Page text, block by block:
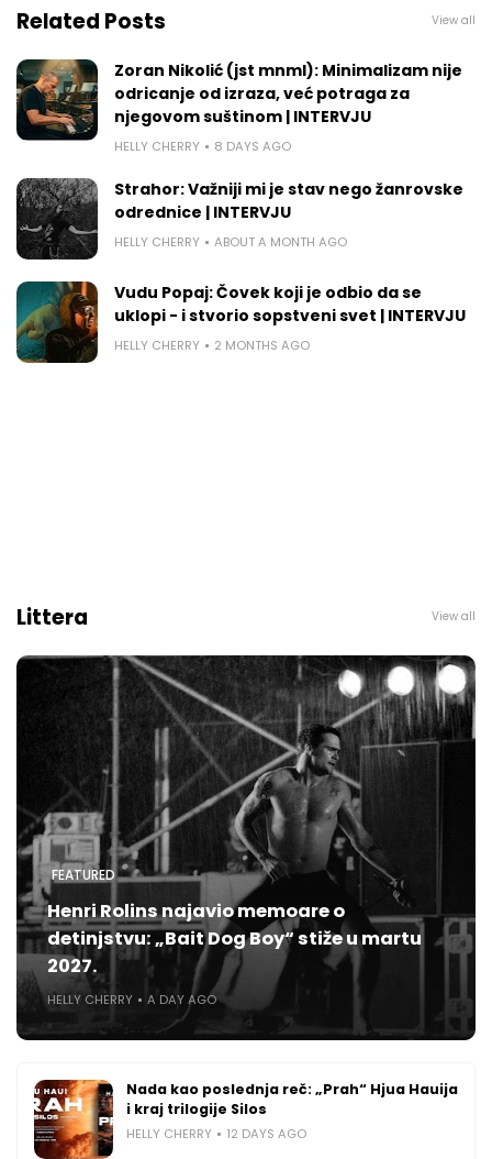
Related Posts View all
Zoran Nikolić (jst mnml): Minimalizam nije
odricanje od izraza, već potraga za
njegovom suštinom | INTERVJU
HELLY CHERRY 8 DAYS AGO
Strahor: Važniji mi je stav nego žanrovske
odrednice | INTERVJU
HELLY CHERRY ABOUT A MONTH AGO
Vudu Popaj: Čovek koji je odbio da se
uklopi - i stvorio sopstveni svet | INTERVJU
HELLY CHERRY 2 MONTHS AGO
Littera View all
FEATURED
Henri Rolins najavio memoare o
detinjstvu: „Bait Dog Boy“ stiže u martu
2027.
HELLY CHERRY A DAY AGO
Nada kao poslednja reč: „Prah“ Hjua Hauija
i kraj trilogije Silos
HELLY CHERRY 12 DAYS AGO